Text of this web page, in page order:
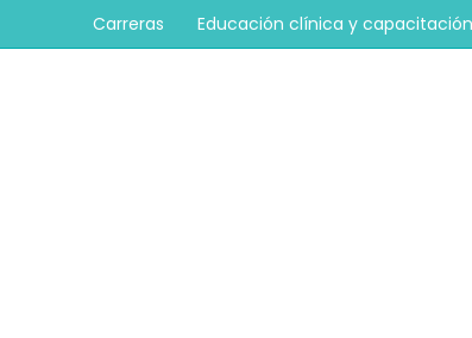
Carreras Educación clínica y capacitación